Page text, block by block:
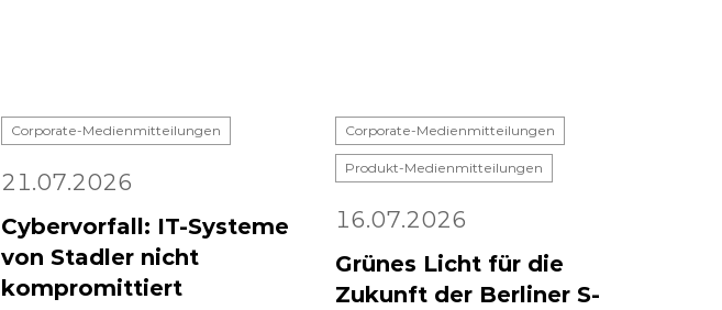
Corporate-Medienmitteilungen
21.07.2026
Cybervorfall: IT-Systeme
von Stadler nicht
kompromittiert
Corporate-Medienmitteilungen
Produkt-Medienmitteilungen
16.07.2026
Grünes Licht für die
Zukunft der Berliner S-